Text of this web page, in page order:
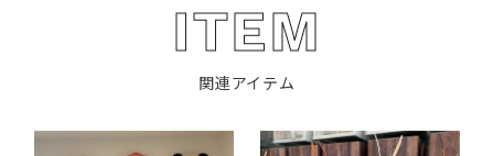
ITEM
関連アイテム